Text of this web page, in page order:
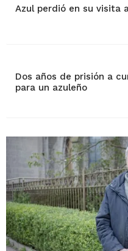
Azul perdió en su visita
Dos años de prisión a
para un azuleño